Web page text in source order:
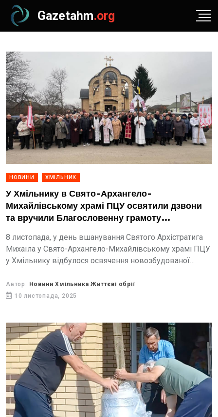
Gazetahm.org
НОВИНИ ХМІЛЬНИК
У Хмільнику в Свято-Архангело-
Михайлівському храмі ПЦУ освятили дзвони
та вручили Благословенну грамоту
8 листопада, у день вшанування Святого Архістратига
Михаїла у Свято-Архангело-Михайлівському храмі ПЦУ
у Хмільнику відбулося освячення новозбудованої
Автор: Новини Хмільника Життєві обрії
10 листопада, 2025